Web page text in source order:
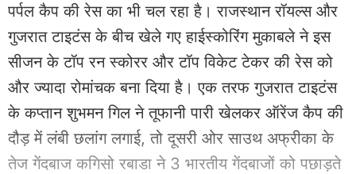
पर्पल कैप की रेस का भी चल रहा है। राजस्थान रॉयल्स और
गुजरात टाइटंस के बीच खेले गए हाईस्कोरिंग मुकाबले ने इस
सीजन के टॉप रन स्कोरर और टॉप विकेट टेकर की रेस को
और ज्यादा रोमांचक बना दिया है। एक तरफ गुजरात टाइटंस
के कप्तान शुभमन गिल ने तूफानी पारी खेलकर ऑरेंज कैप की
दौड़ में लंबी छलांग लगाई, तो दूसरी ओर साउथ अफ्रीका के
तेज गेंदबाज कगिसो रबाडा ने 3 भारतीय गेंदबाजों को पछाड़ते